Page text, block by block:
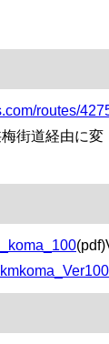
routes/
街道経由に変